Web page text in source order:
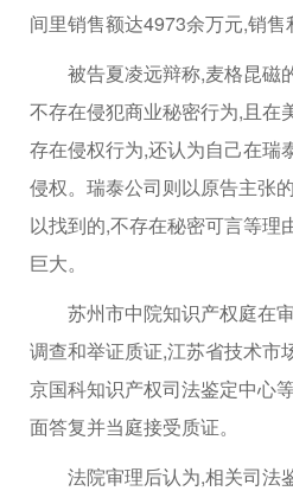
间里销售额达4973余万元,销售
被告夏凌远辩称,麦格昆磁
不存在侵犯商业秘密行为,且在
存在侵权行为,还认为自己在瑞
侵权。瑞泰公司则以原告主张
以找到的,不存在秘密可言等理
巨大。
苏州市中院知识产权庭在审
调查和举证质证,江苏省技术市
京国科知识产权司法鉴定中心
面答复并当庭接受质证。
法院审理后认为,相关司法